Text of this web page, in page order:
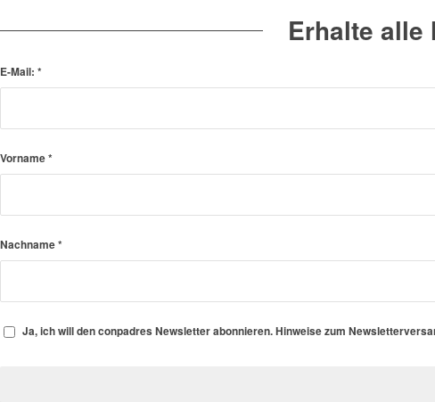
Erhalte alle
E-Mail: *
Vorname*
Nachname*
Ja, ich will den conpadres Newsletter abonnieren. Hinweise zum